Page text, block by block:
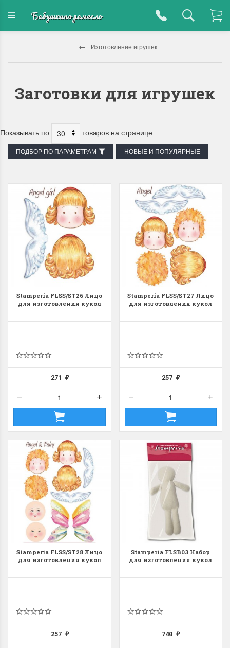
Бабушкино ремесло
Изготовление игрушек
Заготовки для игрушек
Показывать по товаров на странице
ПОДБОР ПО ПАРАМЕТРАМ НОВЫЕ И ПОПУЛЯРНЫЕ
Stamperia FLSS/ST26 Лицо
для изготовления кукол
271 ₽
Stamperia FLSS/ST27 Лицо
для изготовления кукол
257₽
Stamperia FLSS/ST28 Лицо
для изготовления кукол
257 ₽
Stamperia FLSB03 Набор
для изготовления кукол
740₽